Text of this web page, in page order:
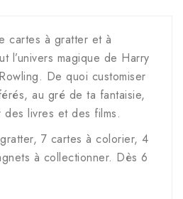
cartes à gratter et à
l’univers magique de Harry
De quoi customiser
au gré de ta fantaisie,
livres et des films.
7 cartes à colorier, 4
à collectionner. Dès 6